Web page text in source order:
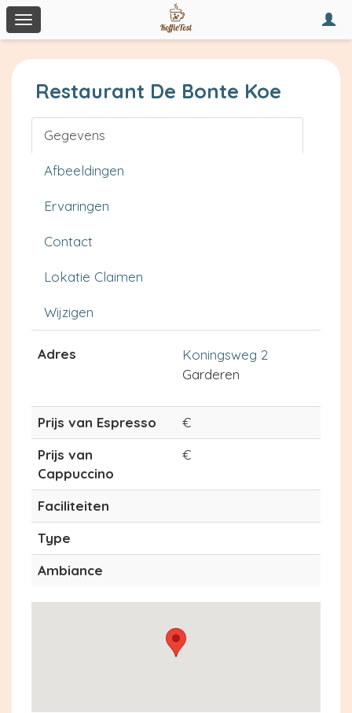
Toggle
navigation
Restaurant De Bonte Koe
Gegevens
Afbeeldingen
Ervaringen
Contact
Lokatie Claimen
Wijzigen
Adres
Koningsweg 2
Garderen
Prijs van Espresso
€
Prijs van
Cappuccino
€
Faciliteiten
Type
Ambiance